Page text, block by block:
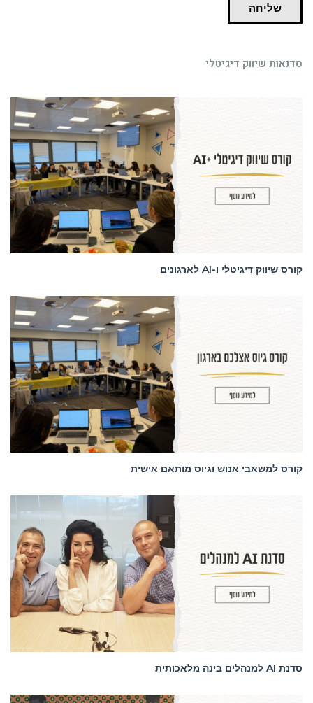
שליחה
סדנאות שיווק דיגיטלי
קורס שיווק דיגיטלי ו-AI לארגונים
קורס למשאבי אנוש וגיוס מותאם אישית
סדנת AI למנהלים בינה מלאכותית